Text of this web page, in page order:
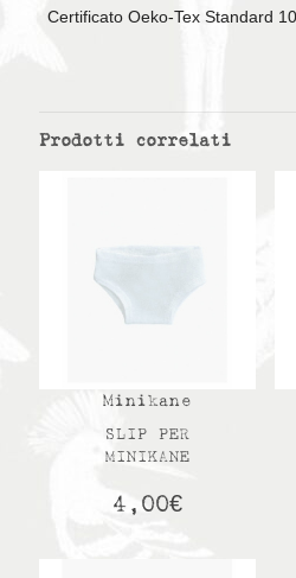
Certificato Oeko-Tex Standard
Prodotti correlati
Minikane
SLIP PER
MINIKANE
4,00€